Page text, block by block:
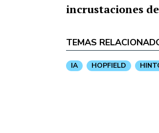
incrustaciones
TEMAS
IA HOPFIELD